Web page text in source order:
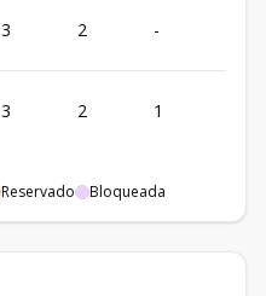
3 2 -
3 2 1
Reservado Bloqueada